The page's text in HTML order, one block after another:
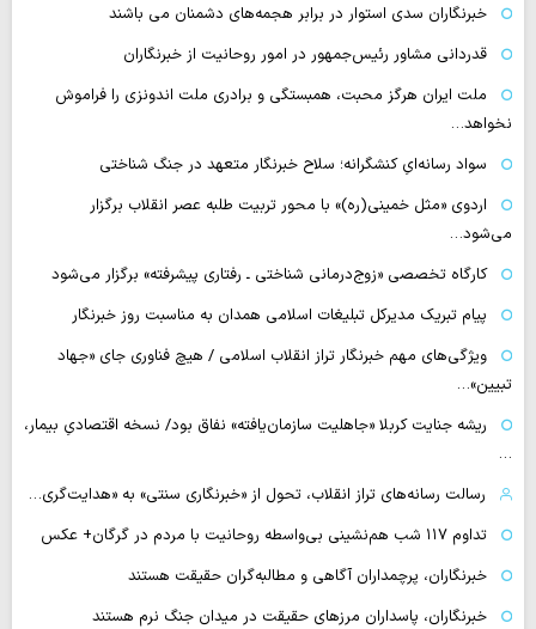
خبرنگاران سدی استوار در برابر هجمه‌های دشمنان می باشند
قدردانی مشاور رئیس‌جمهور در امور روحانیت از خبرنگاران
ملت ایران هرگز محبت، همبستگی و برادری ملت اندونزی را فراموش
نخواهد…
سواد رسانه‌ایِ کنشگرانه؛ سلاح خبرنگار متعهد در جنگ شناختی
اردوی «مثل خمینی(ره)» با محور تربیت طلبه عصر انقلاب برگزار
می‌شود…
کارگاه تخصصی «زوج‌درمانی شناختی ـ رفتاری پیشرفته» برگزار می‌شود
پیام تبریک مدیرکل تبلیغات اسلامی همدان به مناسبت روز خبرنگار
ویژگی‌های مهم خبرنگار تراز انقلاب اسلامی / هیچ فناوری‌ جای «جهاد
تبیین»…
ریشه جنایت کربلا «جاهلیت سازمان‌یافته» نفاق بود/ نسخه اقتصادیِ بیمار،
…
رسالت رسانه‌های تراز انقلاب، تحول از «خبرنگاری سنتی» به «هدایت‌گری…
تداوم ۱۱۷ شب هم‌نشینی بی‌واسطه روحانیت با مردم در گرگان+ عکس
خبرنگاران، پرچمداران آگاهی و مطالبه‌گران حقیقت هستند
خبرنگاران، پاسداران مرزهای حقیقت در میدان جنگ نرم هستند